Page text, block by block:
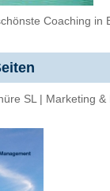
Coaching in
SL | Marketing &